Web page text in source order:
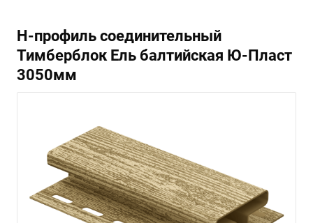
H-профиль соединительный
Тимберблок Ель балтийская Ю-Пласт
3050мм